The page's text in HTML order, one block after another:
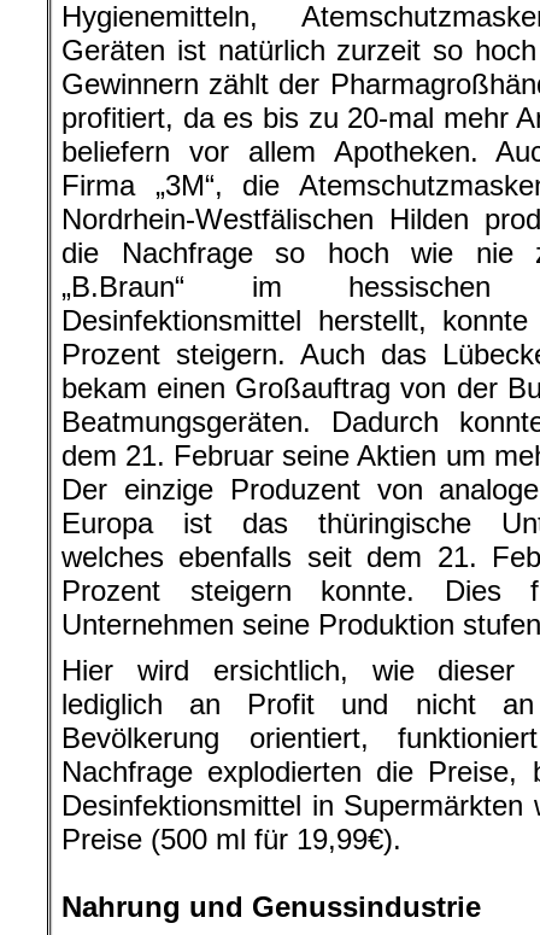
Hygienemitteln,
Geräten ist natürlich zurzeit so
Gewinnern zählt der
profitiert, da es bis zu 20-mal mehr
beliefern vor allem Apotheken.
Firma „3M“, die
Nordrhein-Westfälischen Hilden
die Nachfrage so hoch wie nie
„B.Braun“ im hessischen
Desinfektionsmittel herstellt,
Prozent steigern. Auch das
bekam einen Großauftrag von der
Beatmungsgeräten. Dadurch
dem 21. Februar seine Aktien um
Der einzige Produzent von
Europa ist das thüringische
welches ebenfalls seit dem 21.
Prozent steigern konnte. Dies
Unternehmen seine Produktion
Hier wird ersichtlich, wie dieser
lediglich an Profit und nicht
Bevölkerung orientiert,
Nachfrage explodierten die Preise,
Desinfektionsmittel in Supermärkten
Preise (500 ml für 19,99€).
Nahrung und Genussindustrie